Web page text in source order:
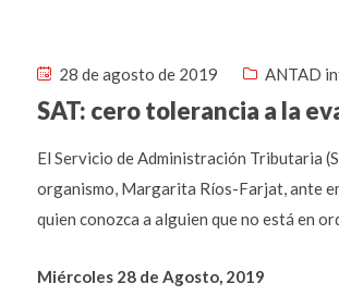
28 de agosto de 2019 ANTAD
SAT: cero tolerancia a la
El Servicio de Administración Tributaria
organismo, Margarita Ríos-Farjat, ante
quien conozca a alguien que no está en
Miércoles 28 de Agosto, 2019